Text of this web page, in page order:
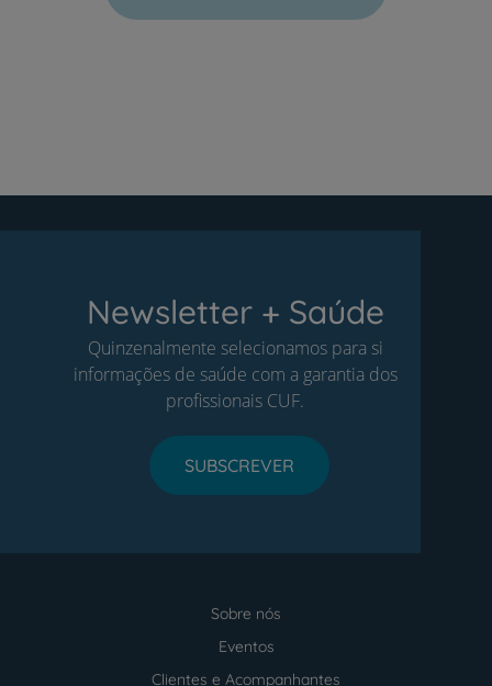
Newsletter + Saúde
Quinzenalmente selecionamos para si
informações de saúde com a garantia dos
profissionais CUF.
SUBSCREVER
Sobre nós
Eventos
Clientes e Acompanhantes